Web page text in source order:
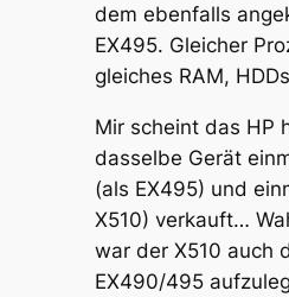
dem ebenfalls
EX495. Gleicher
gleiches RAM,
Mir scheint das HP
dasselbe Gerät
(als EX495) und
X510) verkauft…
war der X510 auch
EX490/495